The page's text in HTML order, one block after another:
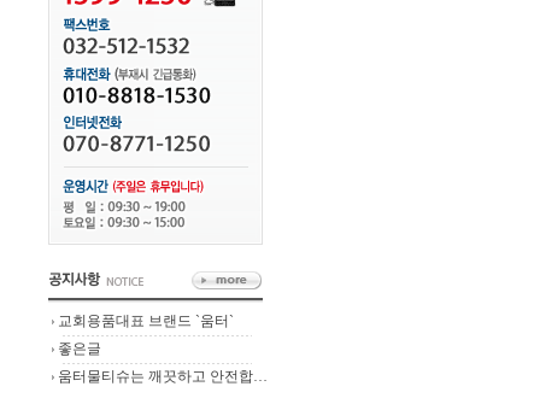
교회용품대표 브랜드 `움터`
좋은글
움터물티슈는 깨끗하고 안전합…